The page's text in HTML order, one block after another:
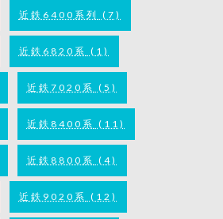
近鉄6400系列 (7)
近鉄6820系 (1)
近鉄7020系 (5)
近鉄8400系 (11)
近鉄8800系 (4)
近鉄9020系 (12)